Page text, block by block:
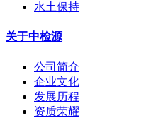
水土保持
关于中检源
公司简介
企业文化
发展历程
资质荣耀